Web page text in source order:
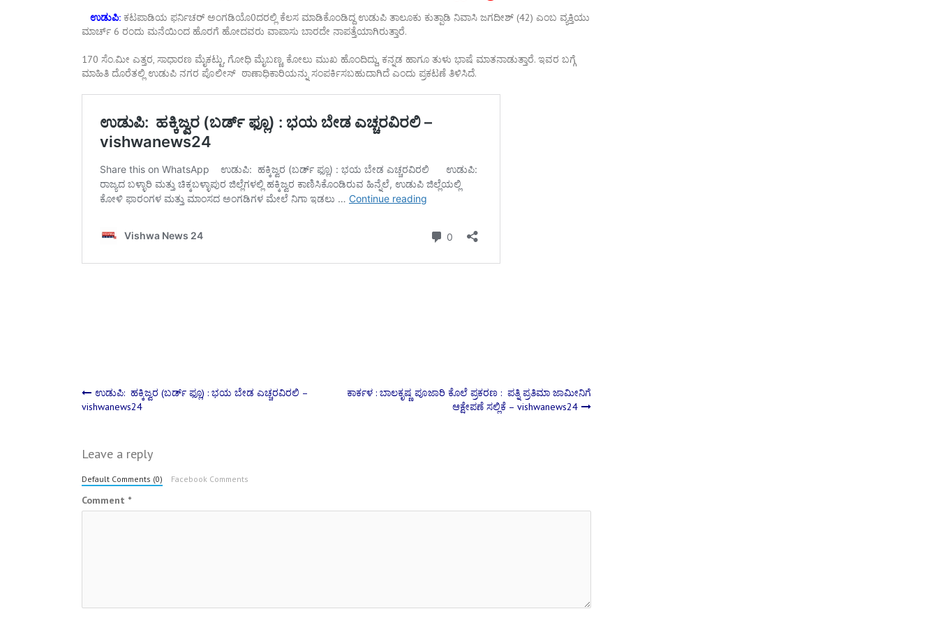
ಉಡುಪಿ: ಕಟಪಾಡಿಯ ಫರ್ನಿಚರ್ ಅಂಗಡಿಯೊ0ದರಲ್ಲಿ ಕೆಲಸ ಮಾಡಿಕೊಂಡಿದ್ದ ಉಡುಪಿ ತಾಲೂಕು ಕುತ್ಪಾಡಿ ನಿವಾಸಿ ಜಗದೀಶ್ (42) ಎಂಬ ವ್ಯಕ್ತಿಯು
ಮಾರ್ಚ್ 6 ರಂದು ಮನೆಯಿಂದ ಹೊರಗೆ ಹೋದವರು ವಾಪಾಸು ಬಾರದೇ ನಾಪತ್ತೆಯಾಗಿರುತ್ತಾರೆ.
170 ಸೆಂ.ಮೀ ಎತ್ತರ, ಸಾಧಾರಣ ಮೈಕಟ್ಟು, ಗೋಧಿ ಮೈಬಣ್ಣ, ಕೋಲು ಮುಖ ಹೊಂದಿದ್ದು, ಕನ್ನಡ ಹಾಗೂ ತುಳು ಭಾಷೆ ಮಾತನಾಡುತ್ತಾರೆ. ಇವರ ಬಗ್ಗೆ
ಮಾಹಿತಿ ದೊರೆತಲ್ಲಿ ಉಡುಪಿ ನಗರ ಪೊಲೀಸ್ ಠಾಣಾಧಿಕಾರಿಯನ್ನು ಸಂಪರ್ಕಿಸಬಹುದಾಗಿದೆ ಎಂದು ಪ್ರಕಟಣೆ ತಿಳಿಸಿದೆ.
Post
ಉಡುಪಿ: ಹಕ್ಕಿಜ್ವರ (ಬರ್ಡ್ ಫ್ಲೂ) : ಭಯ ಬೇಡ ಎಚ್ಚರವಿರಲಿ –
vishwanews24
ಕಾರ್ಕಳ : ಬಾಲಕೃಷ್ಣ ಪೂಜಾರಿ ಕೊಲೆ ಪ್ರಕರಣ : ಪತ್ನಿ ಪ್ರತಿಮಾ ಜಾಮೀನಿಗೆ
ಆಕ್ಷೇಪಣೆ ಸಲ್ಲಿಕೆ – vishwanews24
Leave a reply
Default Comments (0) Facebook Comments
Comment *